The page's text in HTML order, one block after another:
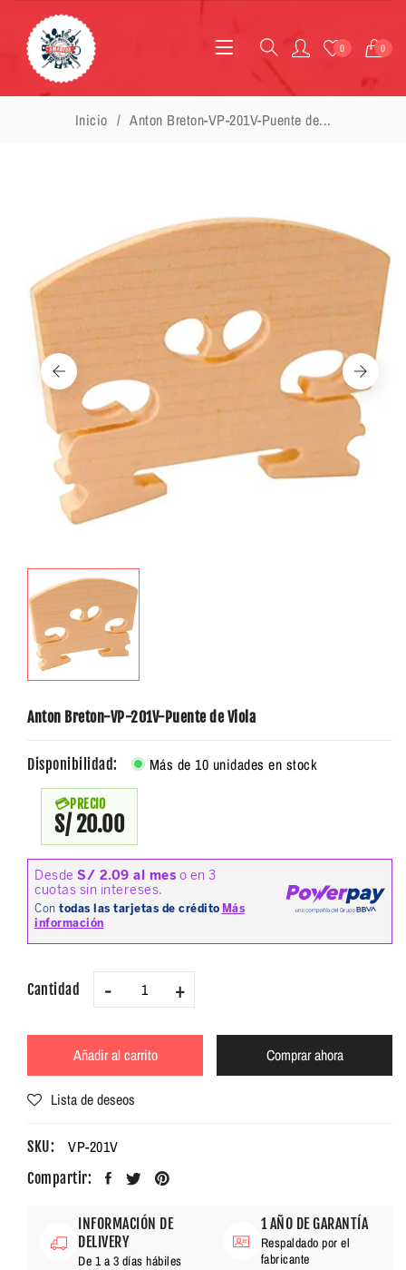
0 0
Inicio Anton Breton-VP-201V-Puente de...
Anton Breton-VP-201V-Puente de Viola
Disponibilidad: Más de 10 unidades en stock
PRECIO
S/ 20.00
Cantidad - +
Añadir al carrito Comprar ahora
Lista de deseos
SKU: VP-201V
Compartir:
INFORMACIÓN DE
DELIVERY
De 1 a 3 días hábiles
1 AÑO DE GARANTÍA
Respaldado por el
fabricante